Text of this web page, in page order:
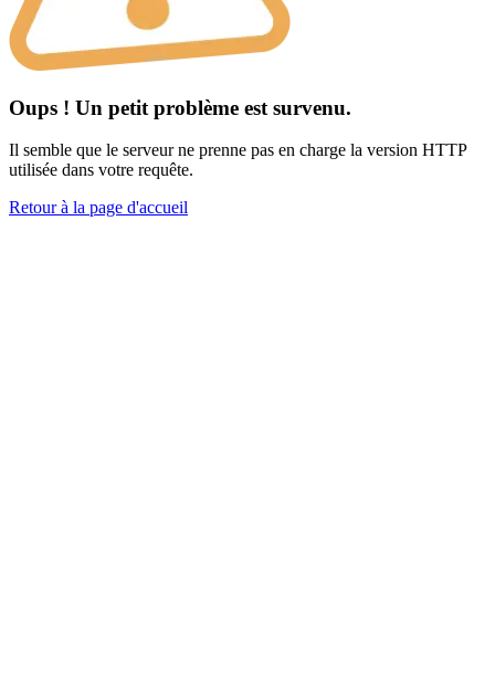
Oups ! Un petit problème est survenu.
Il semble que le serveur ne prenne pas en charge la version HTTP
utilisée dans votre requête.
Retour à la page d'accueil